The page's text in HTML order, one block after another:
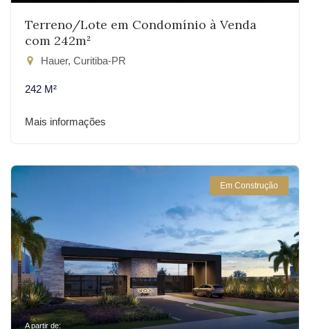
Terreno/Lote em Condomínio à Venda
com 242m²
Hauer, Curitiba-PR
242 M²
Mais informações
Em Construção
A partir de: